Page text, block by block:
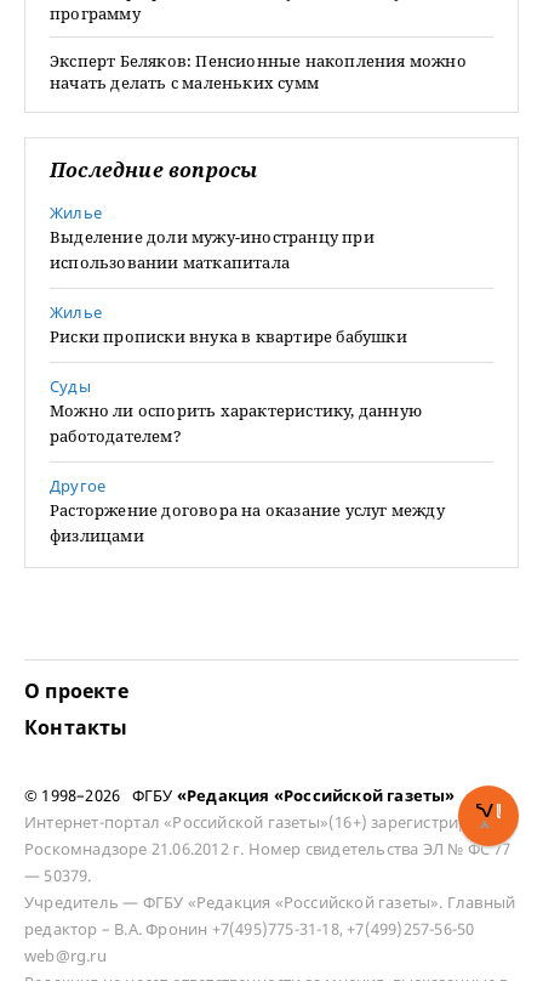
программу
Эксперт Беляков: Пенсионные накопления можно
начать делать с маленьких сумм
Последние вопросы
Жилье
Выделение доли мужу-иностранцу при
использовании маткапитала
Жилье
Риски прописки внука в квартире бабушки
Суды
Можно ли оспорить характеристику, данную
работодателем?
Другое
Расторжение договора на оказание услуг между
физлицами
О проекте
Контакты
© 1998–2026 ФГБУ «Редакция «Российской газеты»
Интернет-портал «Российской газеты»(16+) зарегистрирован в
Роскомнадзоре 21.06.2012 г. Номер свидетельства ЭЛ № ФС 77
— 50379.
Учредитель — ФГБУ «Редакция «Российской газеты». Главный
редактор – В.А. Фронин +7(495)775-31-18, +7(499)257-56-50
web@rg.ru